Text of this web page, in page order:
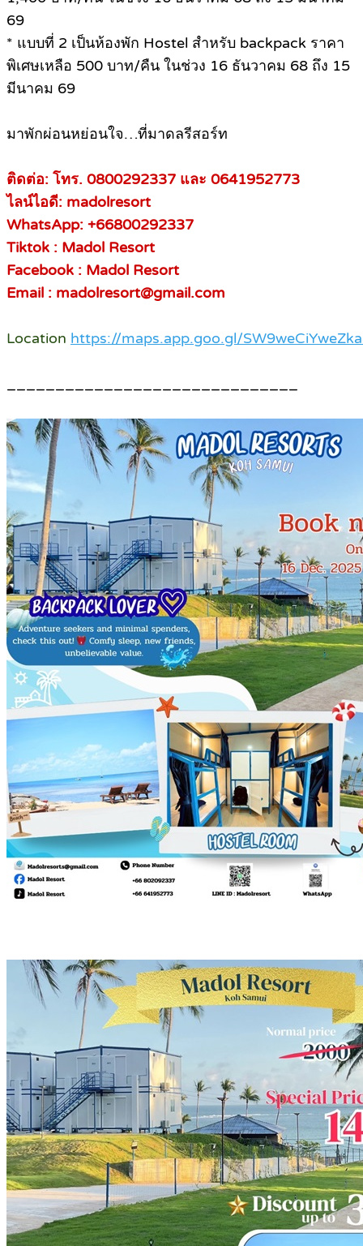
69
* แบบที่ 2 เป็นห้องพัก Hostel สำหรับ backpack ราคา
พิเศษเหลือ 500 บาท/คืน ในช่วง 16 ธันวาคม 68 ถึง 15
มีนาคม 69
มาพักผ่อนหย่อนใจ…ที่มาดลรีสอร์ท
ติดต่อ: โทร. 0800292337 และ 0641952773
ไลน์ไอดี: madolresort
WhatsApp: +66800292337
Tiktok : Madol Resort
Facebook : Madol Resort
Email : madolresort@gmail.com
Location https://maps.app.goo.gl/